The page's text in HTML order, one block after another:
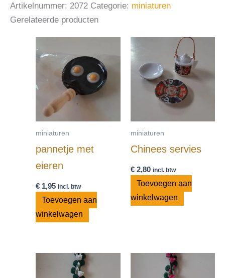
Artikelnummer: 2072 Categorie: miniaturen
Gerelateerde producten
miniaturen
pannetje met
eieren
€ 1,95 incl. btw
Toevoegen aan
winkelwagen
miniaturen
Chinees servies
€2,80 incl. btw
Toevoegen aan
winkelwagen